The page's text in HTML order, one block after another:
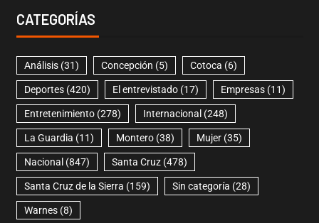
CATEGORÍAS
Análisis(31) Concepción (5) Cotoca (6)
Deportes(420) El entrevistado(17) Empresas(11)
Entretenimiento(278) Internacional (248)
La Guardia (11) Montero(38) Mujer(35)
Nacional (847) Santa Cruz(478)
Santa Cruz de la Sierra (159) Sin categoría (28)
Warnes(8)